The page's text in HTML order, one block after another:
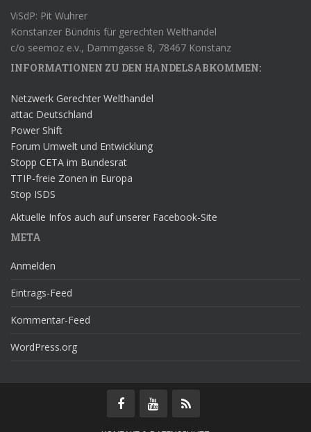
ViSdP: Pit Wuhrer
Konstanzer Bündnis für gerechten Welthandel
c/o seemoz e.v., Dammgasse 8, 78467 Konstanz
INFORMATIONEN ZU DEN HANDELSABKOMMEN:
Netzwerk Gerechter Welthandel
attac Deutschland
Power Shift
Forum Umwelt und Entwicklung
Stopp CETA im Bundesrat
TTIP-freie Zonen in Europa
Stop ISDS
Aktuelle Infos auch auf unserer Facebook-Site
META
Anmelden
Eintrags-Feed
Kommentar-Feed
WordPress.org